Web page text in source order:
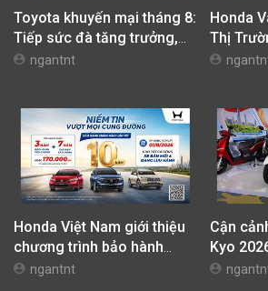
Toyota khuyến mại tháng 8:
Tiếp sức đà tăng trưởng,
tối ưu chi phí mua xe
ngantnt
Honda
Thị
Phiên
Honda Việt Nam giới thiệu
chương trình bảo hành
chính hãng lên tới 10 năm
ngantnt
Cận
Kyo
điện mới